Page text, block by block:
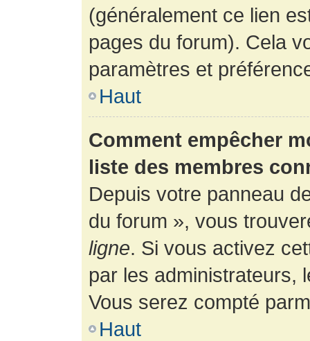
(généralement ce lien
pages du forum). Cela
paramètres et
Haut
Comment empêcher
liste des membres
Depuis votre panneau
du forum », vous
ligne. Si vous activez
par les administrateurs,
Vous serez compté
Haut